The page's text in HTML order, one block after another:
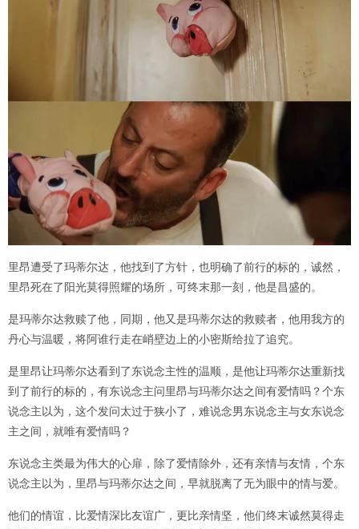
里昂遭受了玛蒂尔达，他找到了方针，也明确了前行的标的，诚然，
里昂死在了阳光莫得照耀的场所，可终末那一刻，他是昌盛的。
是玛蒂尔达救赎了他，同期，他又是玛蒂尔达的救赎者，他用我方的
丹心与温暖，将阿谁行走在峭壁边上的小密斯给拉了追究。
是里昂让玛蒂尔达看到了东说念主性的温顺，是他让玛蒂尔达重新找
到了前行的标的，有东说念主问里昂与玛蒂尔达之间有爱情吗？个东
说念主以为，这个发问太过于狭小了，难说念男东说念主与女东说念
主之间，就唯有爱情吗？
东说念主类最为伟大的心扉，除了爱情除外，还有亲情与友情，个东
说念主以为，里昂与玛蒂尔达之间，早就脱离了无为眼中的情与爱。
他们的情谊，比爱情深比友谊广，更比亲情坚，他们终末诚然莫得走